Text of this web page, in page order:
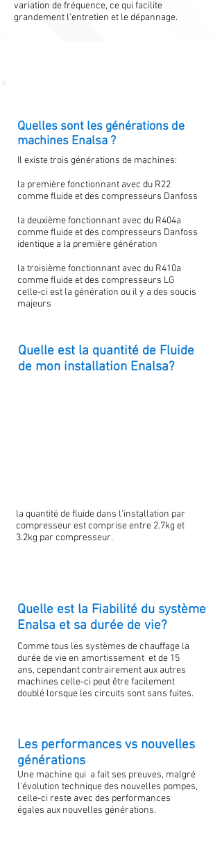
variation de fréquence, ce qui facilite
grandement l'entretien et le dépannage.
Quelles sont les générations de
machines Enalsa ?
Il existe trois générations de machines:
la première fonctionnant avec du R22
comme fluide et des compresseurs Danfoss
la deuxième fonctionnant avec du R404a
comme fluide et des compresseurs Danfoss
identique a la première génération
la troisième fonctionnant avec du R410a
comme fluide et des compresseurs LG
celle-ci est la génération ou il y a des soucis
majeurs
Quelle est la quantité de Fluide
de mon installation Enalsa?
la quantité de fluide dans l'installation par
compresseur est comprise entre 2.7kg et
3.2kg par compresseur.
Quelle est la Fiabilité du système
Enalsa et sa durée de vie?
Comme tous les systèmes de chauffage la
durée de vie en amortissement et de 15
ans, cependant contrairement aux autres
machines celle-ci peut être facilement
doublé lorsque les circuits sont sans fuites.
Les performances vs nouvelles
générations
Une machine qui a fait ses preuves, malgré
l'évolution technique des nouvelles pompes,
celle-ci reste avec des performances
égales aux nouvelles générations.